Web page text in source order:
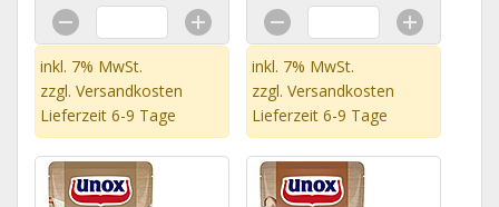
inkl. 7% MwSt.
zzgl. Versandkosten
Lieferzeit 6-9 Tage
inkl. 7% MwSt.
zzgl. Versandkosten
Lieferzeit 6-9 Tage